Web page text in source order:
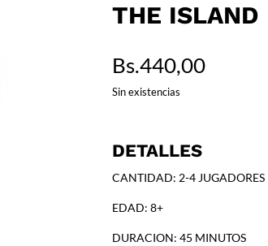
THE ISLAND
Bs.440,00
Sin existencias
DETALLES
CANTIDAD: 2-4 JUGADORES
EDAD: 8+
DURACION: 45 MINUTOS